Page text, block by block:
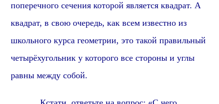
поперечного сечения которой является квадрат. А
квадрат, в свою очередь, как всем известно из
школьного курса геометрии, это такой правильный
четырёхугольник у которого все стороны и углы
равны между собой.